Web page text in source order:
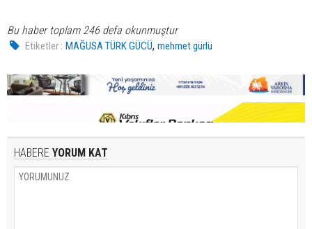
Bu haber toplam 246 defa okunmuştur
Etiketler : MAĞUSA TÜRK GÜCÜ,mehmet gürlü
HABERE YORUM KAT